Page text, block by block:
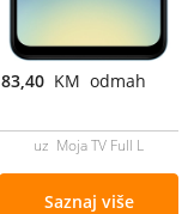
83,40 KM odmah
uz Moja TV Full L
Saznaj više